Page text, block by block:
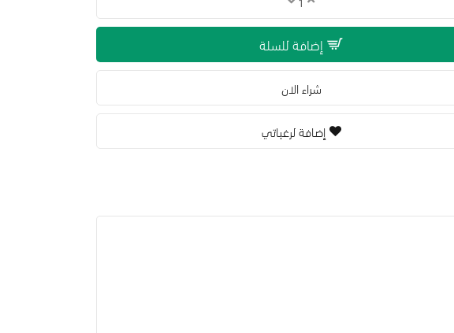
إضافة للسلة
شراء الان
إضافة لرغباتي